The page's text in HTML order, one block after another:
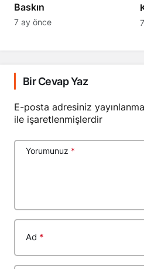
Baskın
7 ay önce
Bir Cevap Yaz
E-posta adresiniz
ile işaretlenmişlerdir
Yorumunuz *
Ad *